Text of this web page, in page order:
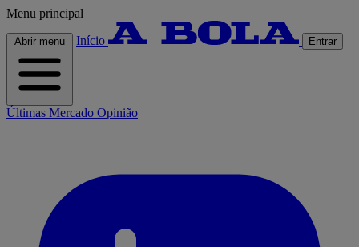
Menu principal
Abrir menu Início Entrar
Últimas Mercado Opinião